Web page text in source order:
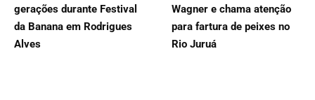
gerações durante Festival
da Banana em Rodrigues
Alves
Wagner e chama atenção
para fartura de peixes no
Rio Juruá